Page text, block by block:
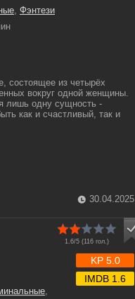
, Фэнтези
состоящее из четырёх
вокруг одной женщины.
лишь одну сущность -
как и счастливый, так и
30.04.2025
1.6/5 (116 гол.)
KP 5.0
IMDB 1.6